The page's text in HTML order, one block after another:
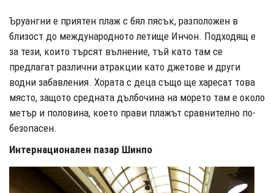
Ъруангни е приятен плаж с бял пясък, разположен в
близост до международното летище Инчон. Подходящ е
за тези, които търсят вълнение, тъй като там се
предлагат различни атракции като джетове и други
водни забавления. Хората с деца също ще харесат това
място, защото средната дълбочина на морето там е около
метър и половина, което прави плажът сравнително по-
безопасен.
Интернационален пазар Шинпо